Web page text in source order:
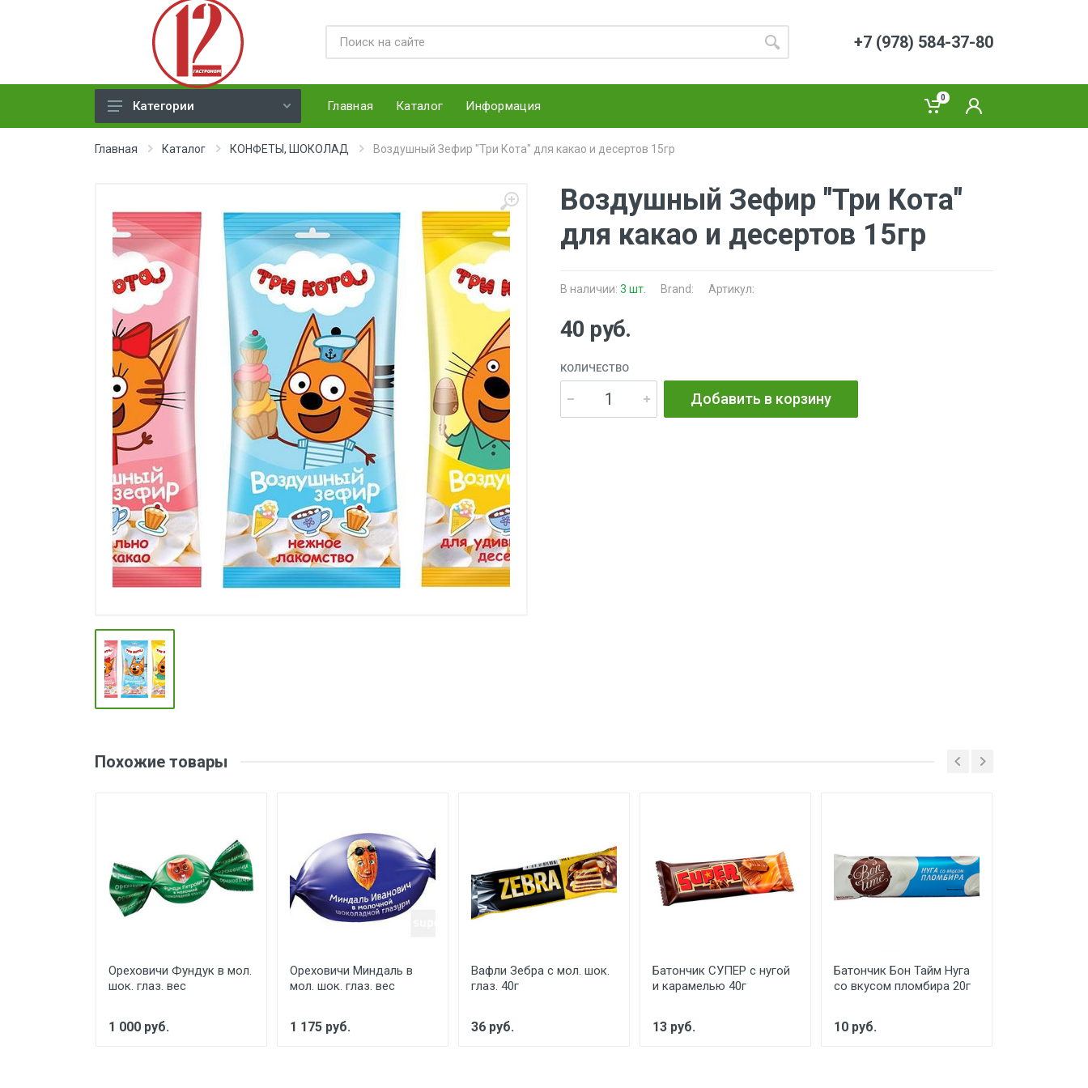
+7 (978) 584-37-80
ХЛЕБ
МОЛОЧНАЯ ПРОДУКЦИЯ(
недлит. хранения)
НАПИТКИ
СОКИ
ЗАМОРОЗКА (ягоды,овощи)
СПЕЦИИ, БУЛЬОНЫ
КОЛБАСНЫЕ ИЗДЕЛИЯ
МАКАРОННЫЕ ИЗДЕЛИЯ
СЫРЫ МЯГКИЕ И ПЛАВЛЕНЫЕ
МАСЛО РАСТ, ОЛИВКОВОЕ И
СЛИВОЧНОЕ
КОНФЕТЫ, ШОКОЛАД
МЯСО И ПТИЦА
МОЛОЧНАЯ ПРОДУКЦИЯ( длит.
хранения)
КЕТЧУПЫ, МАЙОНЕЗЫ, СОУСЫ
КОНСЕРВЫ ОВОЩНЫЕ
ВСЕ ДЛЯ СУШИ
ЗАПРАВКИ И МАРИНАДЫ
ФАСТ ФУД
САХАР, СОЛЬ, СОДА, УКСУС
ЗАМОРОЖЕННАЯ ЕДА
ПРОДУКЦИЯ ХАЛЯЛЬ
Категории Главная Каталог Информация
0
Главная Каталог КОНФЕТЫ, ШОКОЛАД Воздушный Зефир "Три Кота" для какао и десертов 15гр
Воздушный Зефир "Три Кота"
для какао и десертов 15гр
В наличии: 3 шт. Brand: Артикул:
40 руб.
КОЛИЧЕСТВО
Добавить в корзину
Похожие товары
Ореховичи Фундук в мол.
шок. глаз. вес
1 000 руб.
Ореховичи Миндаль в
мол. шок. глаз. вес
1 175 руб.
Вафли Зебра с мол. шок.
глаз. 40г
36 руб.
Батончик СУПЕР с нугой
и карамелью 40г
13 руб.
Батончик Бон Тайм Нуга
со вкусом пломбира 20г
10 руб.